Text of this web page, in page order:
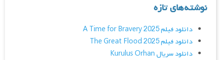
نوشته‌های تازه
دانلود فیلم A Time for Bravery 2025
دانلود فیلم The Great Flood 2025
دانلود سریال Kurulus Orhan